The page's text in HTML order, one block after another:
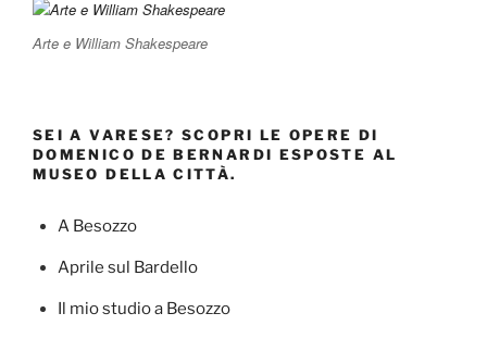
Arte e William Shakespeare
SEI A VARESE? SCOPRI LE OPERE DI
DOMENICO DE BERNARDI ESPOSTE AL
MUSEO DELLA CITTÀ.
A Besozzo
Aprile sul Bardello
Il mio studio a Besozzo